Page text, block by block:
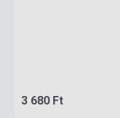
3 680 Ft